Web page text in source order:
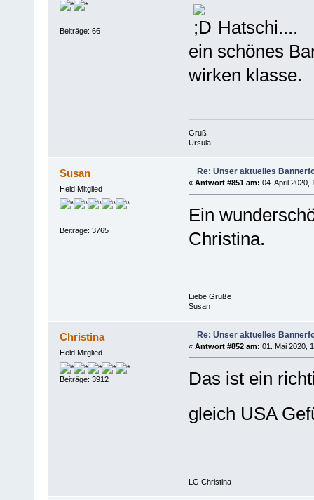
Beiträge: 66
Hatschi....
ein schönes
wirken klasse.
Gruß
Ursula
Susan
Held Mitglied
Beiträge: 3765
Re: Unser aktuelles
« Antwort #851 am: 04. April 2020,
Ein
Christina.
Liebe Grüße
Susan
Christina
Held Mitglied
Beiträge: 3912
Re: Unser aktuelles
« Antwort #852 am: 01. Mai 2020,
Das ist ein
gleich USA
LG Christina